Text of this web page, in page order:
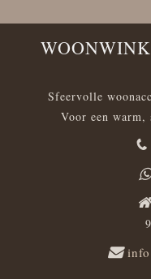
Sfeervolle
Voor een